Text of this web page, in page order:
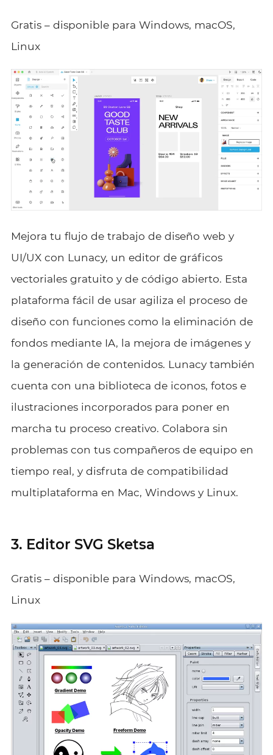
Gratis – disponible para Windows, macOS,
Linux
Mejora tu flujo de trabajo de diseño web y
UI/UX con Lunacy, un editor de gráficos
vectoriales gratuito y de código abierto. Esta
plataforma fácil de usar agiliza el proceso de
diseño con funciones como la eliminación de
fondos mediante IA, la mejora de imágenes y
la generación de contenidos. Lunacy también
cuenta con una biblioteca de iconos, fotos e
ilustraciones incorporados para poner en
marcha tu proceso creativo. Colabora sin
problemas con tus compañeros de equipo en
tiempo real, y disfruta de compatibilidad
multiplataforma en Mac, Windows y Linux.
3. Editor SVG Sketsa
Gratis – disponible para Windows, macOS,
Linux